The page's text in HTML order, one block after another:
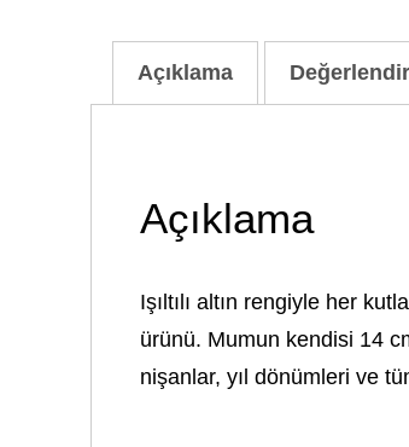
Açıklama
Açıklama
Işıltılı altın rengiyle her
ürünü. Mumun kendisi 14
nişanlar, yıl dönümleri ve